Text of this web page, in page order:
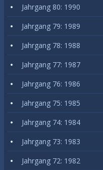
Jahrgang 80: 1990
Jahrgang 79: 1989
Jahrgang 78: 1988
Jahrgang 77: 1987
Jahrgang 76: 1986
Jahrgang 75: 1985
Jahrgang 74: 1984
Jahrgang 73: 1983
Jahrgang 72: 1982